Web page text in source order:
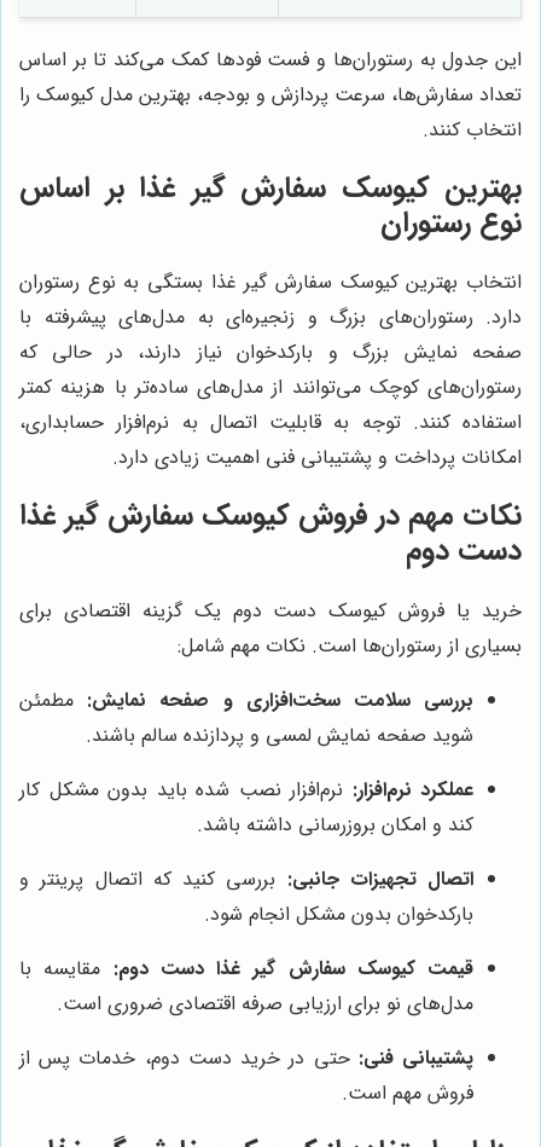
این جدول به رستوران‌ها و فست فودها کمک می‌کند تا بر اساس
تعداد سفارش‌ها، سرعت پردازش و بودجه، بهترین مدل کیوسک را
انتخاب کنند.
بهترین کیوسک سفارش گیر غذا بر اساس
نوع رستوران
انتخاب بهترین کیوسک سفارش گیر غذا بستگی به نوع رستوران
دارد. رستوران‌های بزرگ و زنجیره‌ای به مدل‌های پیشرفته با
صفحه نمایش بزرگ و بارکدخوان نیاز دارند، در حالی که
رستوران‌های کوچک می‌توانند از مدل‌های ساده‌تر با هزینه کمتر
استفاده کنند. توجه به قابلیت اتصال به نرم‌افزار حسابداری،
امکانات پرداخت و پشتیبانی فنی اهمیت زیادی دارد.
نکات مهم در فروش کیوسک سفارش گیر غذا
دست دوم
خرید یا فروش کیوسک دست دوم یک گزینه اقتصادی برای
بسیاری از رستوران‌ها است. نکات مهم شامل:
بررسی سلامت سخت‌افزاری و صفحه نمایش: مطمئن
شوید صفحه نمایش لمسی و پردازنده سالم باشند.
عملکرد نرم‌افزار: نرم‌افزار نصب شده باید بدون مشکل کار
کند و امکان بروزرسانی داشته باشد.
اتصال تجهیزات جانبی: بررسی کنید که اتصال پرینتر و
بارکدخوان بدون مشکل انجام شود.
قیمت کیوسک سفارش گیر غذا دست دوم: مقایسه با
مدل‌های نو برای ارزیابی صرفه اقتصادی ضروری است.
پشتیبانی فنی: حتی در خرید دست دوم، خدمات پس از
فروش مهم است.